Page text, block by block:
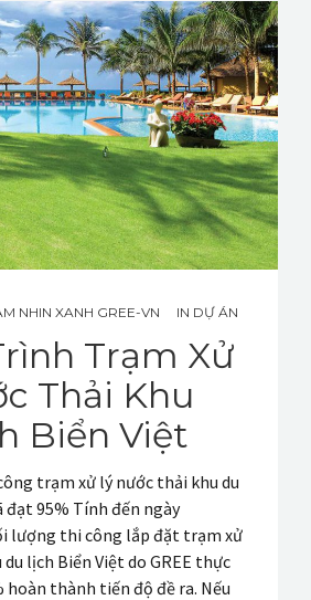
NHIN XANH GREE-VN IN DỰ ÁN
Trạm Xử
Thải Khu
Biển Việt
trạm xử lý nước thải khu du
đạt 95% Tính đến ngày
lượng thi công lắp đặt trạm xử
lịch Biển Việt do GREE thực
hoàn thành tiến độ đề ra. Nếu